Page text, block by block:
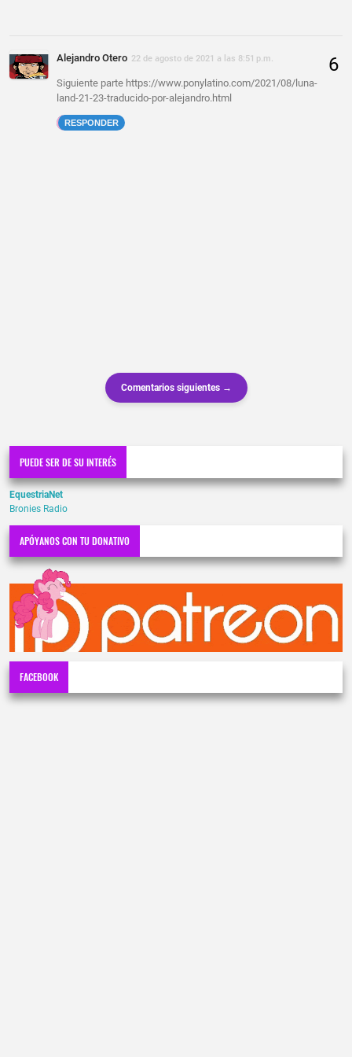
Alejandro Otero 22 de agosto de 2021 a las 8:51 p.m.
Siguiente parte https://www.ponylatino.com/2021/08/luna-
land-21-23-traducido-por-alejandro.html
RESPONDER
Comentarios siguientes →
PUEDE SER DE SU INTERÉS
EquestriaNet
Bronies Radio
APÓYANOS CON TU DONATIVO
FACEBOOK